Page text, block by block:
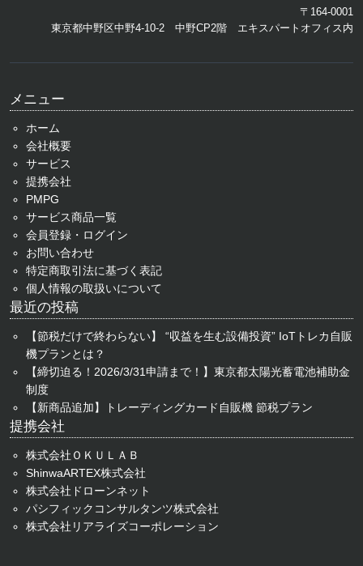
〒164-0001
東京都中野区中野4-10-2 中野CP2階 エキスパートオフィス内
メニュー
ホーム
会社概要
サービス
提携会社
PMPG
サービス商品一覧
会員登録・ログイン
お問い合わせ
特定商取引法に基づく表記
個人情報の取扱いについて
最近の投稿
【節税だけで終わらない】 “収益を生む設備投資” IoTトレカ自販
機プランとは？
【締切迫る！2026/3/31申請まで！】東京都太陽光蓄電池補助金
制度
【新商品追加】トレーディングカード自販機 節税プラン
提携会社
株式会社ＯＫＵＬＡＢ
ShinwaARTEX株式会社
株式会社ドローンネット
パシフィックコンサルタンツ株式会社
株式会社リアライズコーポレーション